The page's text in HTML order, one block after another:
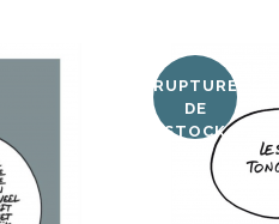
RUPTURE
DE
STOCK